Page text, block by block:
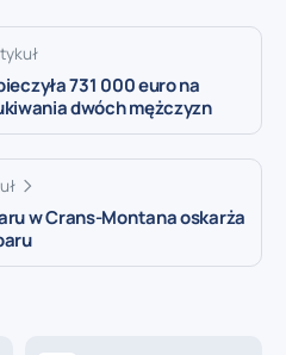
731 000 euro na
dwóch mężczyzn
w Crans-Montana oskarża